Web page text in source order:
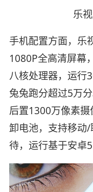
乐
手机配置方面，乐
1080P全高清屏幕
八核处理器，运行
兔兔跑分超过5万
后置1300万像素
卸电池，支持移动
待，运行基于安卓